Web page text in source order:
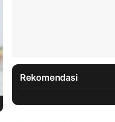
Rekomendasi